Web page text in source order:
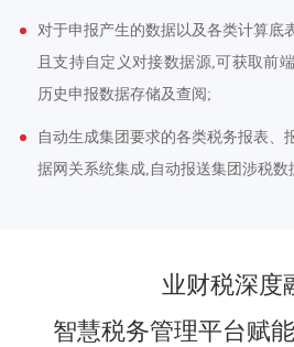
对于申报产生的数据以及各类计算底
且支持自定义对接数据源,可获取前
历史申报数据存储及查阅;
自动生成集团要求的各类税务报表、
据网关系统集成,自动报送集团涉税数
业财税深度
智慧税务管理平台赋